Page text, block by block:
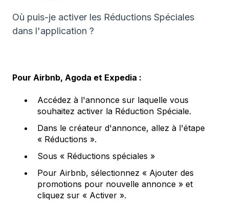
Où puis-je activer les Réductions Spéciales
dans l'application ?
Pour Airbnb, Agoda et Expedia :
Accédez à l'annonce sur laquelle vous
souhaitez activer la Réduction Spéciale.
Dans le créateur d'annonce, allez à l'étape
« Réductions ».
Sous « Réductions spéciales »
Pour Airbnb, sélectionnez « Ajouter des
promotions pour nouvelle annonce » et
cliquez sur « Activer ».